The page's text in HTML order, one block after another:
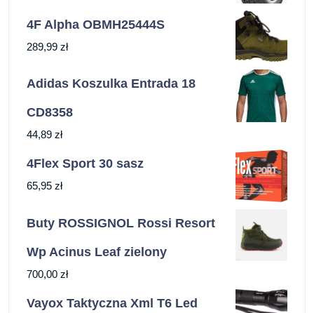
4F Alpha OBMH25444S
289,99 zł
Adidas Koszulka Entrada 18
CD8358
44,89 zł
4Flex Sport 30 sasz
65,95 zł
Buty ROSSIGNOL Rossi Resort
Wp Acinus Leaf zielony
700,00 zł
Vayox Taktyczna Xml T6 Led